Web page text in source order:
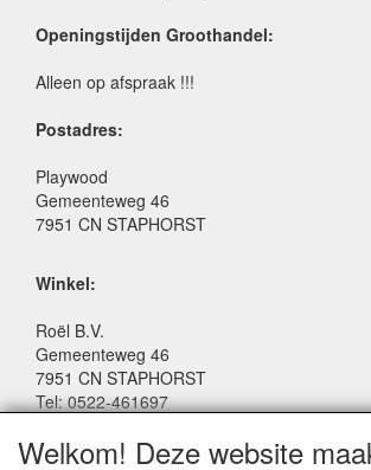
Openingstijden Groothandel:
Alleen op afspraak !!!
Postadres:
Playwood
Gemeenteweg 46
7951 CN STAPHORST
Winkel:
Roël B.V.
Gemeenteweg 46
7951 CN STAPHORST
Tel: 0522-461697
Facebook: www.facebook.com/
Welkom! Deze website